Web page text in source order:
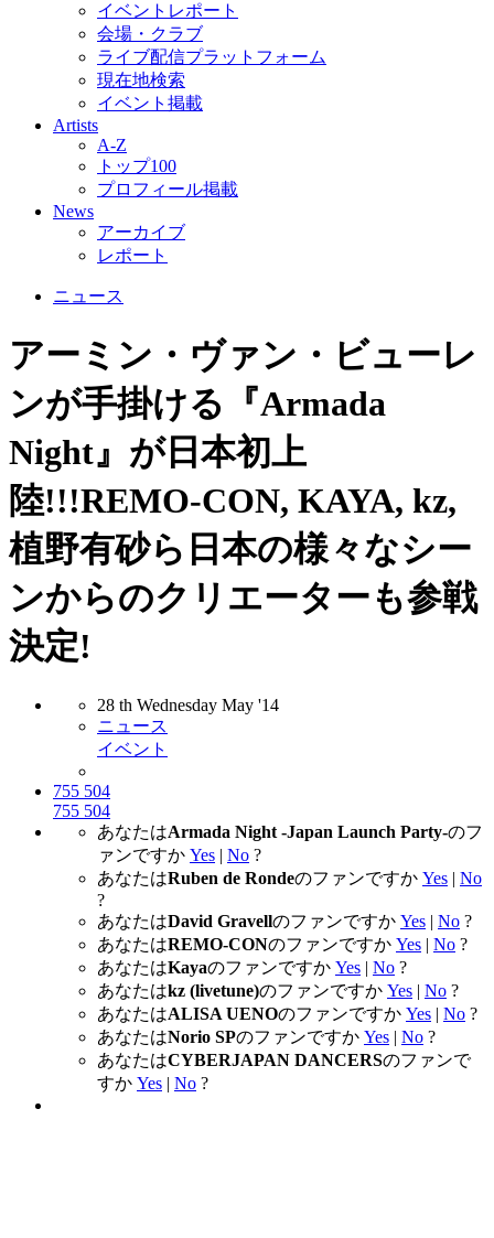
イベントレポート
会場・クラブ
ライブ配信プラットフォーム
現在地検索
イベント掲載
Artists
A-Z
トップ100
プロフィール掲載
News
アーカイブ
レポート
ニュース
アーミン・ヴァン・ビューレ
ンが手掛ける『Armada
Night』が日本初上
陸!!!REMO-CON, KAYA, kz,
植野有砂ら日本の様々なシー
ンからのクリエーターも参戦
決定!
28 th Wednesday May '14
ニュース
イベント
755 504
755 504
あなたはArmada Night -Japan Launch Party-のフ
ァンですか Yes | No ?
あなたはRuben de Rondeのファンですか Yes | No
?
あなたはDavid Gravellのファンですか Yes | No ?
あなたはREMO-CONのファンですか Yes | No ?
あなたはKayaのファンですか Yes | No ?
あなたはkz (livetune)のファンですか Yes | No ?
あなたはALISA UENOのファンですか Yes | No ?
あなたはNorio SPのファンですか Yes | No ?
あなたはCYBERJAPAN DANCERSのファンで
すか Yes | No ?